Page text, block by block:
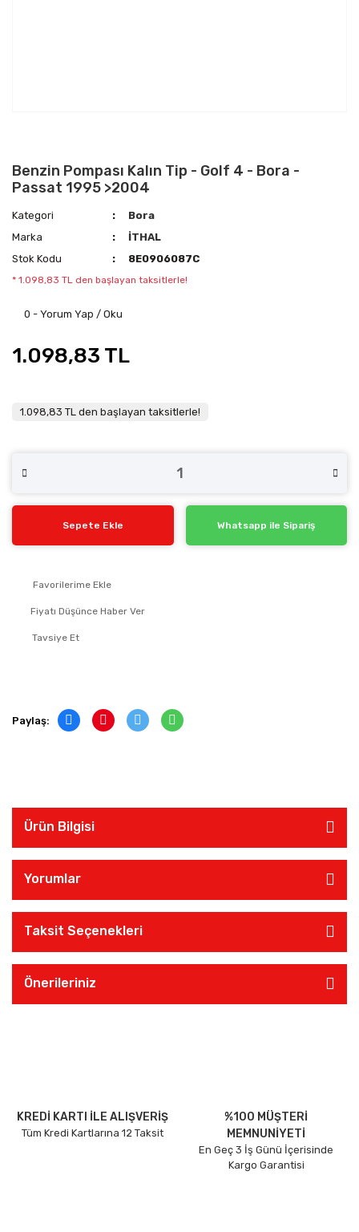
Benzin Pompası Kalın Tip - Golf 4 - Bora -
Passat 1995 >2004
Kategori
Bora
Marka
İTHAL
Stok Kodu
8E0906087C
* 1.098,83 TL den başlayan taksitlerle!
0 - Yorum Yap / Oku
1.098,83 TL
1.098,83 TL den başlayan taksitlerle!
Sepete Ekle Whatsapp ile Sipariş
Fiyatı Düşünce Haber Ver
Tavsiye Et
Paylaş:
Ürün Bilgisi
Yorumlar
Taksit Seçenekleri
Önerileriniz
KREDİ KARTI İLE ALIŞVERİŞ
Tüm Kredi Kartlarına 12 Taksit
%100 MÜŞTERİ
MEMNUNİYETİ
En Geç 3 İş Günü İçerisinde
Kargo Garantisi